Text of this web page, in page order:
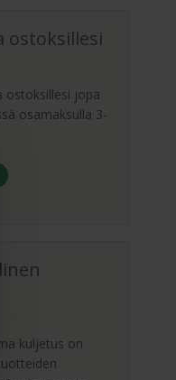
ostoksillesi
ostoksillesi jopa
osamaksulla 3-
kuljetus on